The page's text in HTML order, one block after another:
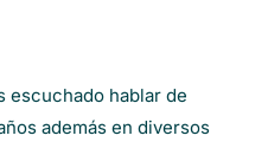
escuchado hablar de
además en diversos